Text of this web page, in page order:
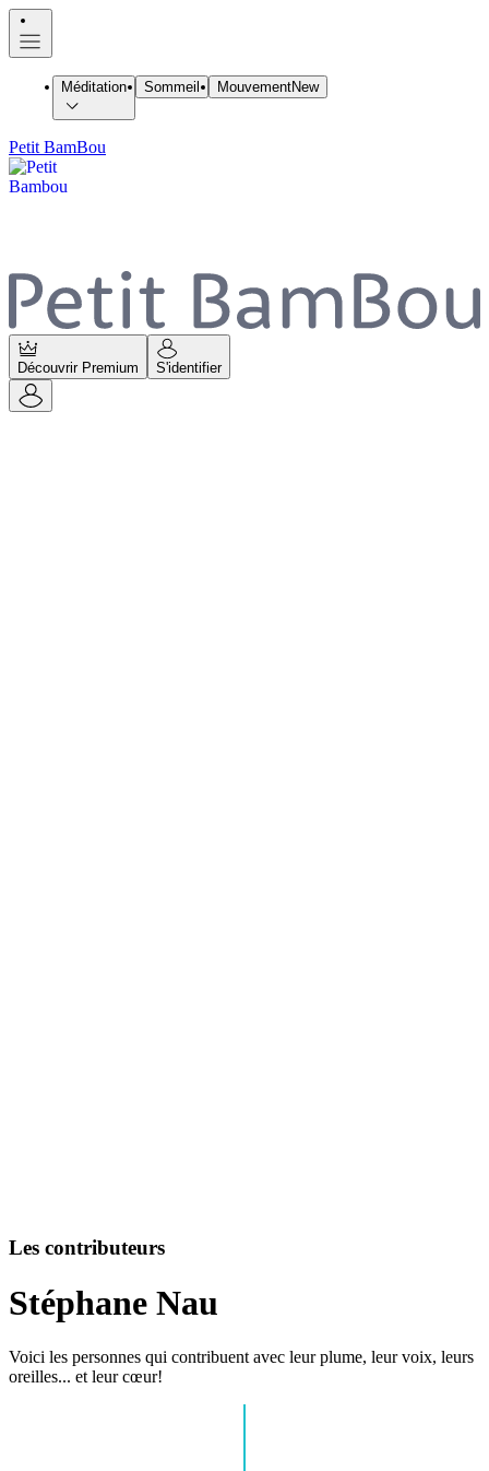
Méditation Sommeil MouvementNew
Petit BamBou
Découvrir Premium S'identifier
Les contributeurs
Stéphane Nau
Voici les personnes qui contribuent avec leur plume, leur voix, leurs
oreilles... et leur cœur!